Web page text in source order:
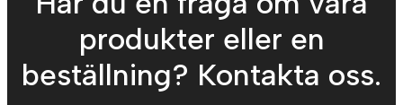
produkter eller en
beställning? Kontakta oss.